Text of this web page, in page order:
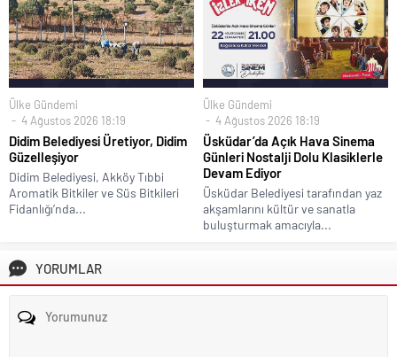
Ülke Gündemi
4 Ağustos 2026 18:19
Didim Belediyesi Üretiyor, Didim
Güzelleşiyor
Didim Belediyesi, Akköy Tıbbi
Aromatik Bitkiler ve Süs Bitkileri
Fidanlığı’nda...
Ülke Gündemi
4 Ağustos 2026 18:19
Üsküdar’da Açık Hava Sinema
Günleri Nostalji Dolu Klasiklerle
Devam Ediyor
Üsküdar Belediyesi tarafından yaz
akşamlarını kültür ve sanatla
buluşturmak amacıyla...
YORUMLAR